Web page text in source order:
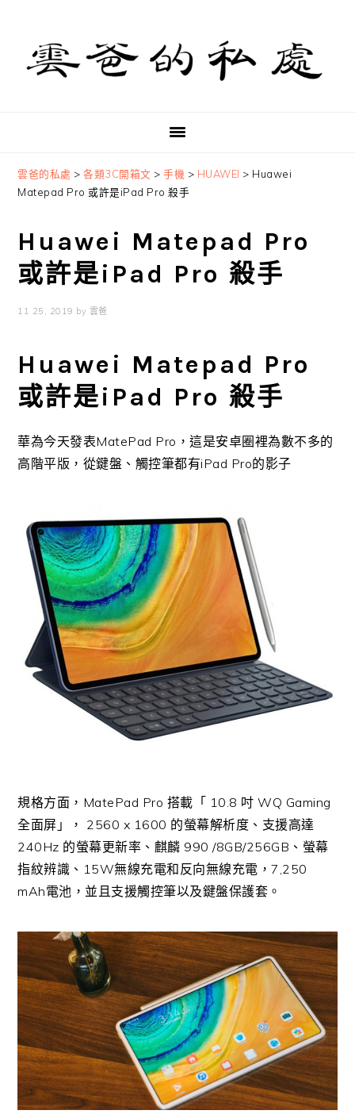
primary
navigation
content
primary
sidebar
雲爸的私處 >各類3C開箱文 >手機 > HUAWEI > Huawei
Matepad Pro 或許是iPad Pro 殺手
Huawei Matepad Pro
或許是iPad Pro 殺手
11 25, 2019 by 雲爸
Huawei Matepad Pro
或許是iPad Pro 殺手
華為今天發表MatePad Pro，這是安卓圈裡為數不多的
高階平版，從鍵盤、觸控筆都有iPad Pro的影子
規格方面，MatePad Pro 搭載「 10.8 吋 WQ Gaming
全面屏」， 2560 x 1600 的螢幕解析度、支援高達
240Hz 的螢幕更新率、麒麟 990 /8GB/256GB、螢幕
指紋辨識、15W無線充電和反向無線充電，7,250
mAh電池，並且支援觸控筆以及鍵盤保護套。